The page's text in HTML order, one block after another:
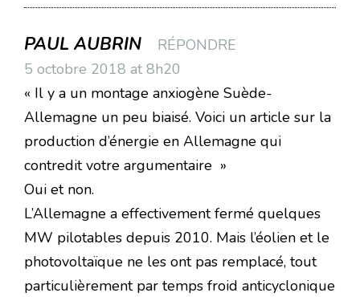
PAUL AUBRIN
RÉPONDRE
5 octobre 2018 at 8h20
« Il y a un montage anxiogène Suède-
Allemagne un peu biaisé. Voici un article sur la
production d’énergie en Allemagne qui
contredit votre argumentaire »
Oui et non.
L’Allemagne a effectivement fermé quelques
MW pilotables depuis 2010. Mais l’éolien et le
photovoltaïque ne les ont pas remplacé, tout
particulièrement par temps froid anticyclonique